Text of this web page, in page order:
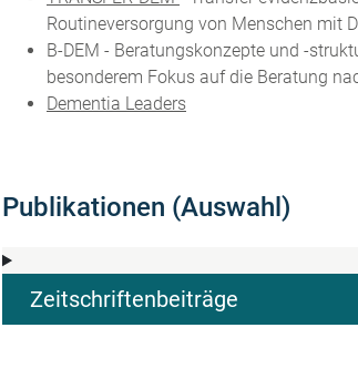
Routineversorgung von Menschen mit
B-DEM - Beratungskonzepte und -
besonderem Fokus auf die Beratung
Dementia Leaders
Publikationen (Auswahl)
Zeitschriftenbeiträge